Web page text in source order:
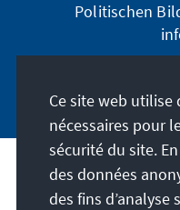
Politischen
Adresse
Ce site web utilise
nécessaires pour
sécurité du site.
des données
des fins